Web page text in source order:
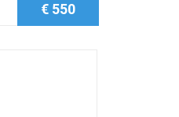
€ 550